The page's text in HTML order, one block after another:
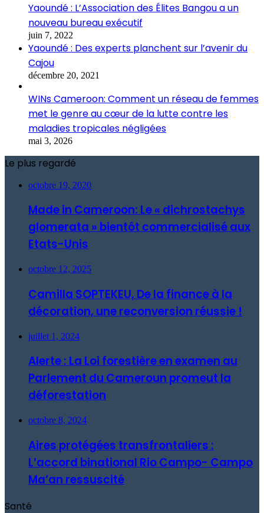
Yaoundé : L’Association des Élites Bangou a un
nouveau bureau exécutif
juin 7, 2022
Yaoundé : Des experts planchent sur l’avenir du
Cajou
décembre 20, 2021
WINs Cameroon: Comment un réseau de femmes
met le genre au cœur de la lutte contre les
maladies tropicales négligées
mai 3, 2026
Le plus regardé
octobre 19, 2020
Made in Cameroon: Le « dichrostachys
glomerata » bientôt commercialisé aux
Etats-Unis
octobre 12, 2025
Camilla SOPTEKEU, De la finance à la
décoration, une reconversion réussie !
juillet 1, 2024
Alerte : La Loi forestière en examen au
Parlement du Cameroun promeut la
déforestation
octobre 8, 2024
Aires protégées transfrontaliers :
L’accord binational Rio Campo- Campo
Ma’an ressuscité
Santé